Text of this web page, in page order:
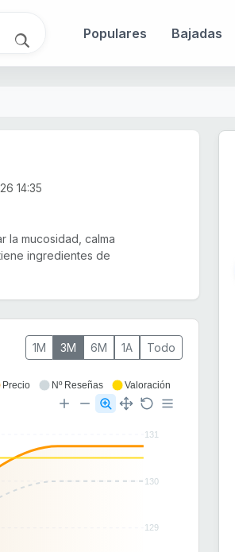
Populares Bajadas
14:35
la mucosidad, calma
ingredientes de
1M 3M 6M 1A Todo
131
130
129
Precio Nº Reseñas Valoración